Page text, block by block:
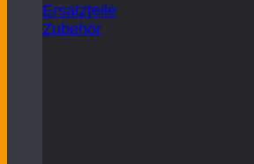
Ersatzteile
Zubehör